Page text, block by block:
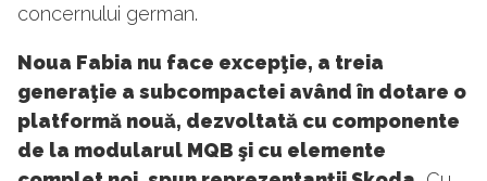
concernului german.
Noua Fabia nu face excepţie, a treia
generaţie a subcompactei având în dotare o
platformă nouă, dezvoltată cu componente
de la modularul MQB şi cu elemente